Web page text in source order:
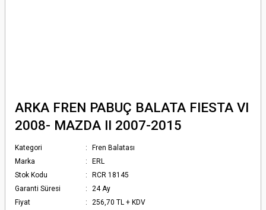
ARKA FREN PABUÇ BALATA FIESTA VI
2008- MAZDA II 2007-2015
Kategori
Fren Balatası
Marka
ERL
Stok Kodu
RCR 18145
Garanti Süresi
24 Ay
Fiyat
256,70 TL + KDV